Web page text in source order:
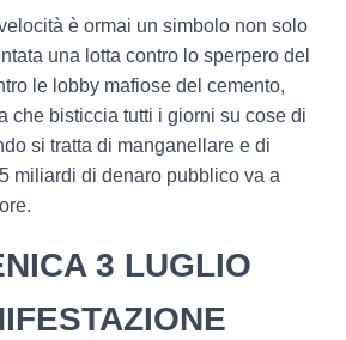
è ormai un simbolo non solo
una lotta contro lo sperpero del
le lobby mafiose del cemento,
che bisticcia tutti i giorni su cose di
si tratta di manganellare e di
miliardi di denaro pubblico va a
3 LUGLIO